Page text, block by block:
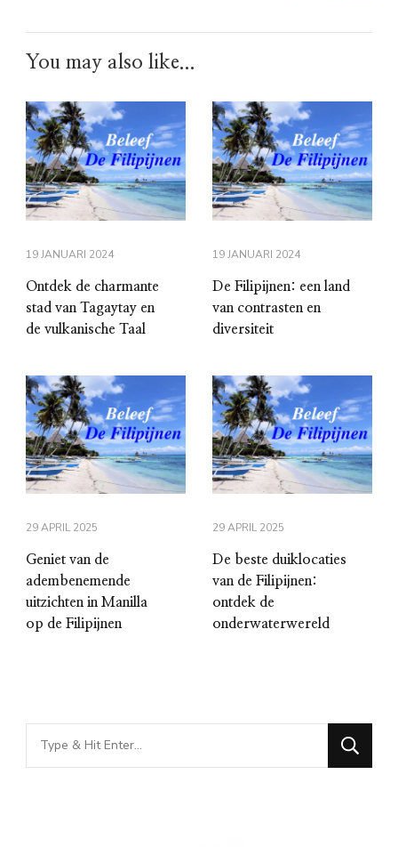
You may also like...
19 JANUARI 2024
Ontdek de charmante
stad van Tagaytay en
de vulkanische Taal
19 JANUARI 2024
De Filipijnen: een land
van contrasten en
diversiteit
29 APRIL 2025
Geniet van de
adembenemende
uitzichten in Manilla
op de Filipijnen
29 APRIL 2025
De beste duiklocaties
van de Filipijnen:
ontdek de
onderwaterwereld
Looking
for